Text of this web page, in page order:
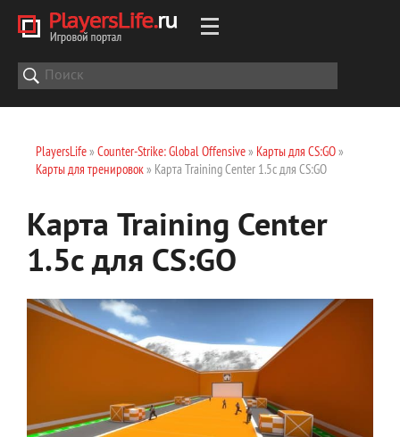
PlayersLife» Counter-Strike: Global Offensive» Карты для CS:GO»
Карты для тренировок» Карта Training Center 1.5c для CS:GO
Карта Training Center
1.5c для CS:GO